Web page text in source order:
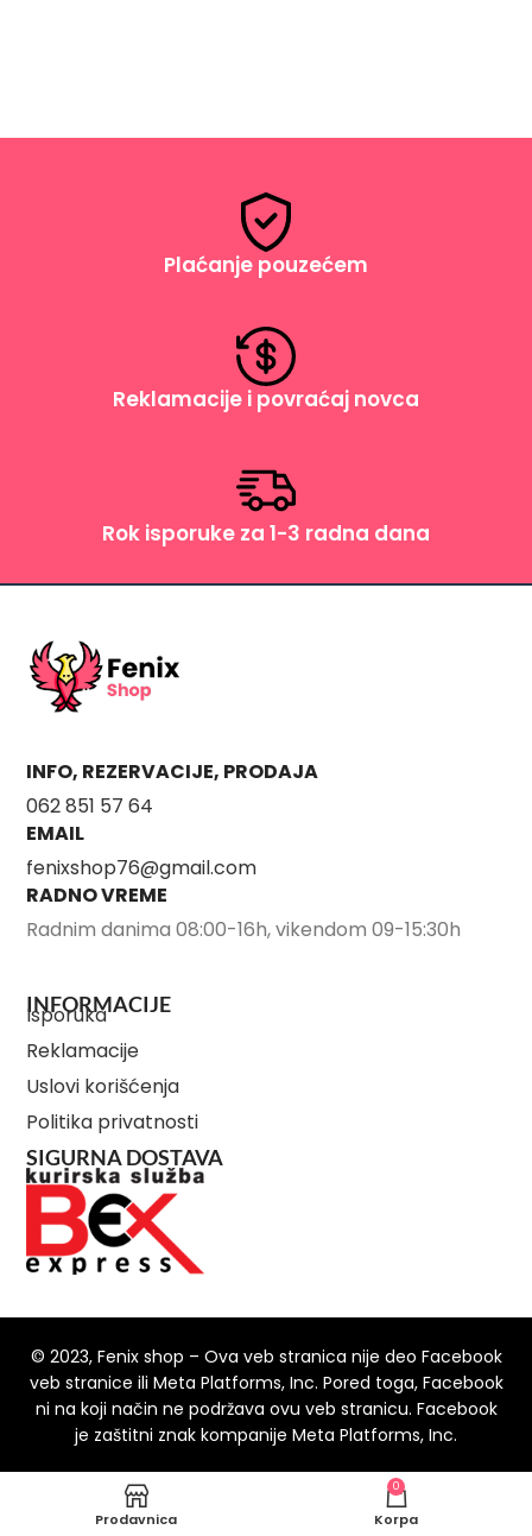
Plaćanje pouzećem
Reklamacije i povraćaj novca
Rok isporuke za 1-3 radna dana
INFO, REZERVACIJE, PRODAJA
062 851 57 64
EMAIL
fenixshop76@gmail.com
RADNO VREME
Radnim danima 08:00-16h, vikendom 09-15:30h
INFORMACIJE
Isporuka
Reklamacije
Uslovi korišćenja
Politika privatnosti
SIGURNA DOSTAVA
© 2023, Fenix shop – Ova veb stranica nije deo Facebook
veb stranice ili Meta Platforms, Inc. Pored toga, Facebook
ni na koji način ne podržava ovu veb stranicu. Facebook
je zaštitni znak kompanije Meta Platforms, Inc.
Prodavnica
0
Korpa